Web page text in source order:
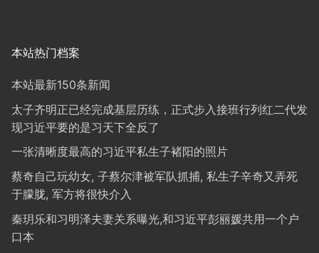
本站热门档案
本站最新150条新闻
太子齐明正已经完成基层历练，正式步入接班行列红二代发
现习近平要的是习天下全反了
一张清晰度最高的习近平私生子褚阳的照片
蔡奇自己玩幼女, 子蔡尔津被军队抓捕, 私生子辛奇又弄死
于朦胧, 军方将很快介入
秦玥乐和习明泽夫妻关系曝光,和习近平彭丽媛共用一个户
口本